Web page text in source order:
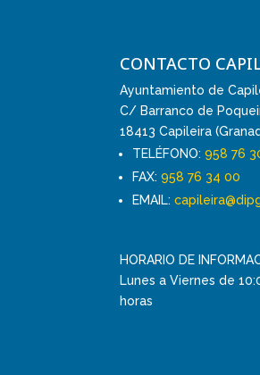
CONTACTO
Ayuntamiento de
C/ Barranco de
18413 Capileira
TELÉFONO:958 76
FAX:958 76 34 00
EMAIL:
HORARIO DE
Lunes a Viernes de
horas